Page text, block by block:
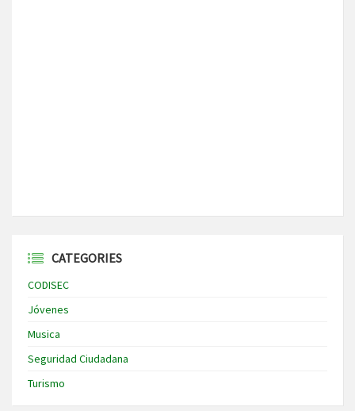
CATEGORIES
CODISEC
Jóvenes
Musica
Seguridad Ciudadana
Turismo